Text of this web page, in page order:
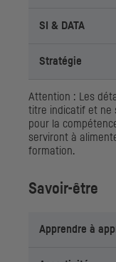
SI & DATA
Stratégie
Attention : Les
titre indicatif et ne
pour la
serviront à
formation.
Savoir-être
Apprendre à